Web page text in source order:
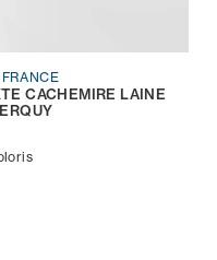
CACHEMIRE LAINE